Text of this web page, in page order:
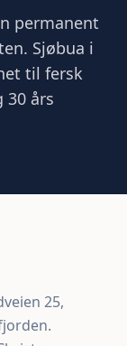
permanent
Sjøbua i
til fersk
30 års
25,